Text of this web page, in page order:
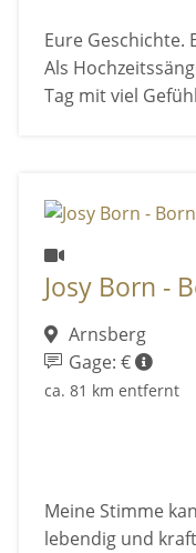
Eure Geschichte.
Als
Tag mit viel
Josy Born -
Arnsberg
Gage: €
ca. 81 km entfernt
Meine Stimme
lebendig und